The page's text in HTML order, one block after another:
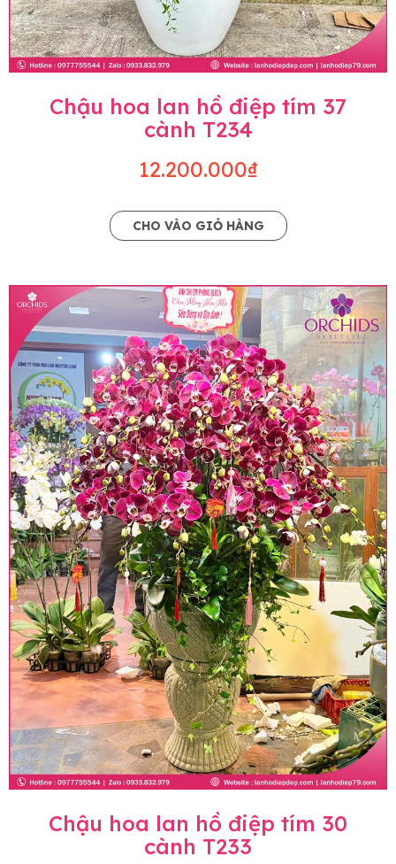
Chậu hoa lan hồ điệp tím 37
cành T234
12.200.000₫
CHO VÀO GIỎ HÀNG
Chậu hoa lan hồ điệp tím 30
cành T233